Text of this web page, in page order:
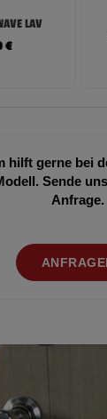
LAV
€
hilft gerne bei
Sende
Anfrage.